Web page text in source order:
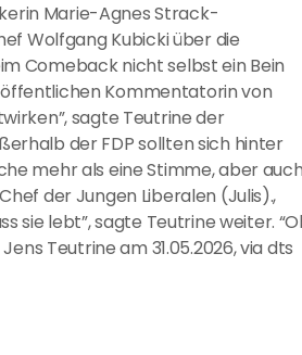
Marie-Agnes Strack-
Wolfgang Kubicki über die
Comeback nicht selbst ein Bein
Kommentatorin von
sagte Teutrine der
der FDP sollten sich hinter
mehr als eine Stimme, aber auch
der Jungen Liberalen (Julis).,
sie lebt”, sagte Teutrine weiter.
Teutrine am 31.05.2026, via dts